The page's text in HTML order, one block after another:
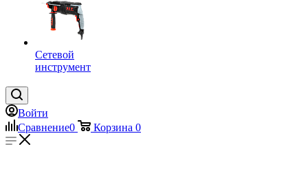
Сетевой
инструмент
Войти
Сравнение0 Корзина 0